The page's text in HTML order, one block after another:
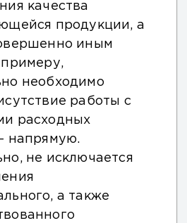
качества
продукции, а
иным
необходимо
работы с
расходных
напрямую.
не исключается
а также